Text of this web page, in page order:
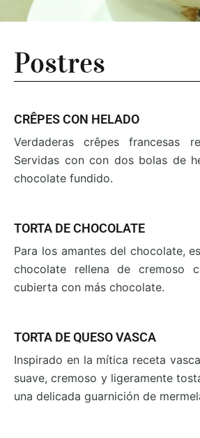
Postres
CRÊPES CON HELADO
Verdaderas crêpes francesas
Servidas con con dos bolas de
chocolate fundido.
TORTA DE CHOCOLATE
Para los amantes del chocolate,
chocolate rellena de cremoso
cubierta con más chocolate.
TORTA DE QUESO VASCA
Inspirado en la mítica receta
suave, cremoso y ligeramente
una delicada guarnición de